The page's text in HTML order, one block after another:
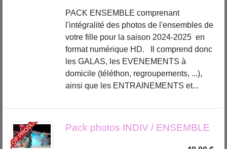
PACK ENSEMBLE comprenant
l'intégralité des photos de l'ensembles de
votre fille pour la saison 2024-2025 en
format numérique HD. Il comprend donc
les GALAS, les EVENEMENTS à
domicile (téléthon, regroupements, ...),
ainsi que les ENTRAINEMENTS et...
TOP PRODUIT Pack photos INDIV / ENSEMBLE